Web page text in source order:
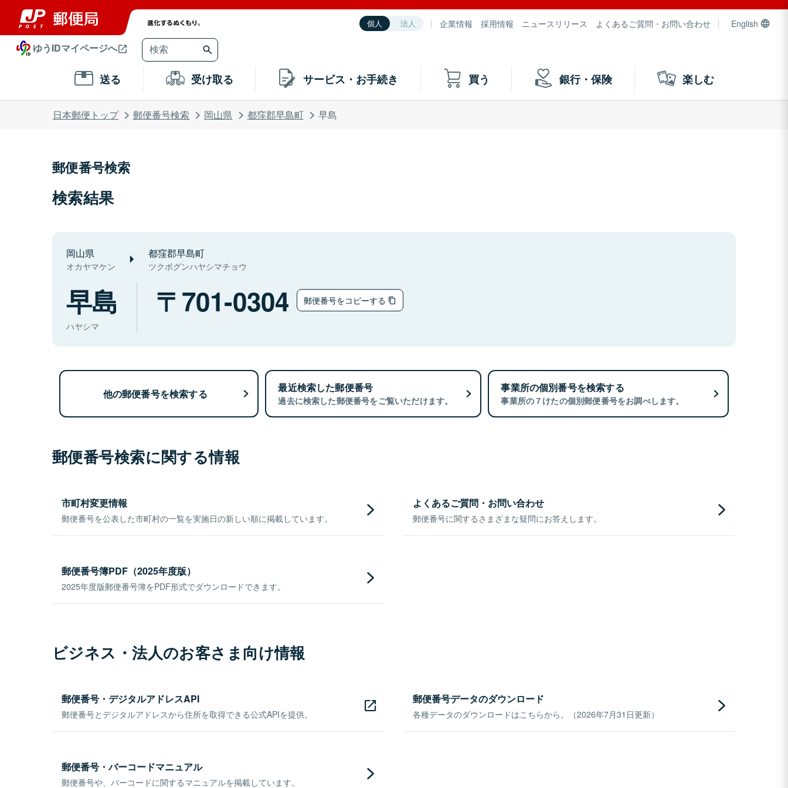
個人 法人 企業情報 採用情報 ニュースリリース よくあるご質問・お問い合わせ English
ゆうIDマイページへ
送る 受け取る サービス・お手続き 買う 銀行・保険 楽しむ
日本郵便トップ 郵便番号検索 岡山県 都窪郡早島町 早島
郵便番号検索
検索結果
岡山県
オカヤマケン
都窪郡早島町
ツクボグンハヤシマチョウ
早島
ハヤシマ
701-0304 郵便番号をコピーする
他の郵便番号を検索する 最近検索した郵便番号
過去に検索した郵便番号をご覧いただけます。
事業所の個別番号を検索する
事業所の７けたの個別郵便番号をお調べします。
郵便番号検索に関する情報
市町村変更情報
郵便番号を公表した市町村の一覧を実施日の新しい順に掲載しています。
よくあるご質問・お問い合わせ
郵便番号に関するさまざまな疑問にお答えします。
郵便番号簿PDF（2025年度版）
2025年度版郵便番号簿をPDF形式でダウンロードできます。
ビジネス・法人のお客さま向け情報
郵便番号・デジタルアドレスAPI
郵便番号とデジタルアドレスから住所を取得できる公式APIを提供。
郵便番号データのダウンロード
各種データのダウンロードはこちらから。（2026年7月31日更新）
郵便番号・バーコードマニュアル
郵便番号や、バーコードに関するマニュアルを掲載しています。